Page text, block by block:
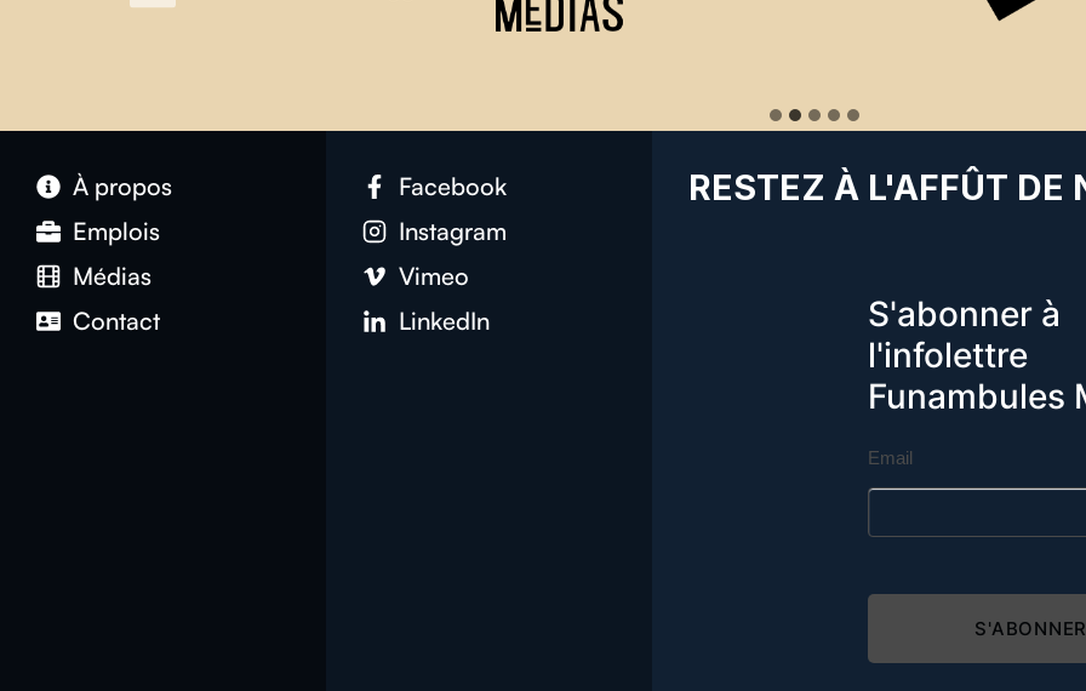
À propos
Emplois
Médias
Contact
Facebook
Instagram
Vimeo
LinkedIn
RESTEZ À L'AFFÛT DE
S'abonner à
l'infolettre
Funambules
Email
S'ABONNER